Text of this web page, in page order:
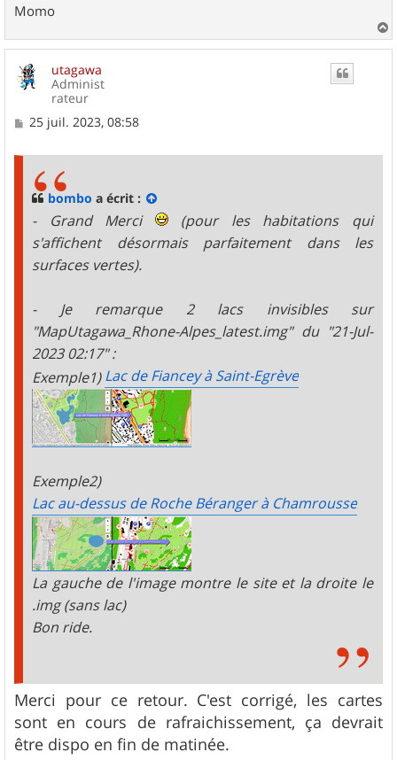
Momo
a
utagawa
Administ
rateur
M
25 juil. 2023, 08:58
bombo a écrit :
- Grand Merci (pour les habitations qui
s'affichent désormais parfaitement dans les
surfaces vertes).
- Je remarque 2 lacs invisibles sur
"MapUtagawa_Rhone-Alpes_latest.img" du "21-Jul-
2023 02:17" :
Exemple1)Lac de Fiancey à Saint-Egrève
Exemple2)
Lac au-dessus de Roche Béranger à Chamrousse
La gauche de l'image montre le site et la droite le
.img (sans lac)
Bon ride.
Merci pour ce retour. C'est corrigé, les cartes
sont en cours de rafraichissement, ça devrait
être dispo en fin de matinée.